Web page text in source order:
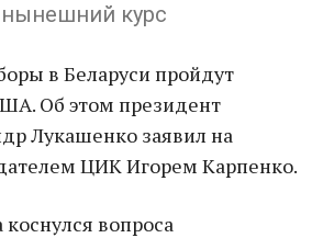
курс
в Беларуси пройдут
Об этом президент
Лукашенко заявил на
ЦИК Игорем Карпенко.
коснулся вопроса